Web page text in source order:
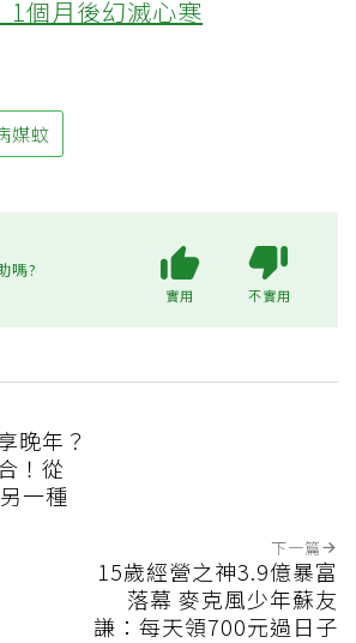
1個月後幻滅心寒
媒蚊
嗎?
實用 不實用
晚年？
！從
一種
下一篇
15歲經營之神3.9億暴富
落幕 麥克風少年蘇友
謙：每天領700元過日子